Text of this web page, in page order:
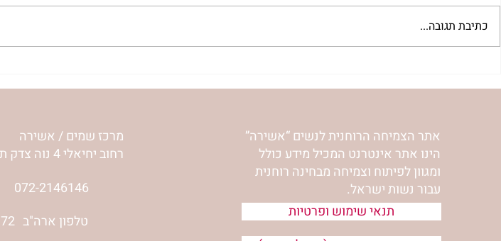
שיעור לט"ו באב | הר' ימימה
השיעור לתשעה באב | הר'
כתיבת תגובה...
מרכז שמים / אשירה
רחוב יחיאלי 4 נוה צדק תל אביב
072-2146146
טלפון ארה"ב
אתר הצמיחה הרוחנית לנשים “אשירה”
הינו אתר אינטרנט המכיל מידע כולל
ומגוון לפיתוח וצמיחה מבחינה רוחנית
עבור נשות ישראל.
תנאי שימוש ופרטיות